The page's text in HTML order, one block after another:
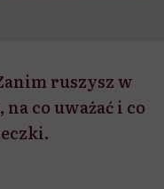
ruszysz w
co uważać i co